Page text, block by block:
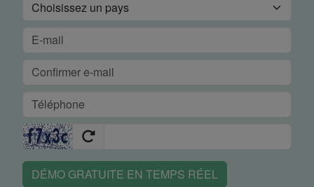
DÉMO GRATUITE EN TEMPS RÉEL